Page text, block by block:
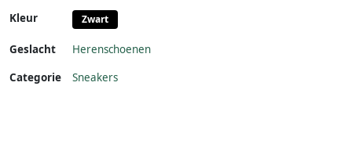
Kleur Zwart
Geslacht
Herenschoenen
Categorie
Sneakers